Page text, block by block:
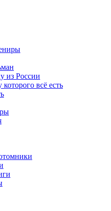
из России
всё есть